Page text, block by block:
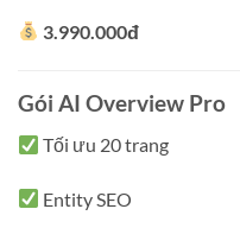
3.990.000đ
Gói AI Overview Pro
Tối ưu 20 trang
Entity SEO